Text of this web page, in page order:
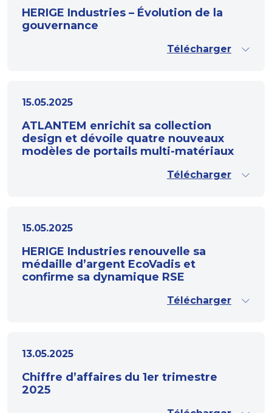
HERIGE Industries – Évolution de la
gouvernance
Télécharger
15.05.2025
ATLANTEM enrichit sa collection
design et dévoile quatre nouveaux
modèles de portails multi-matériaux
Télécharger
15.05.2025
HERIGE Industries renouvelle sa
médaille d’argent EcoVadis et
confirme sa dynamique RSE
Télécharger
13.05.2025
Chiffre d’affaires du 1er trimestre
2025